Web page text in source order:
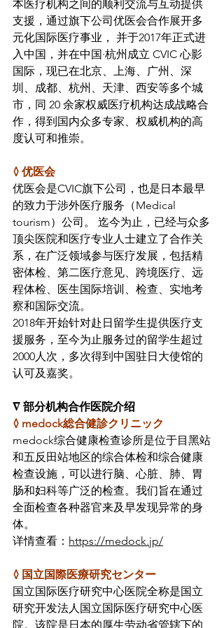
本医疗机构之间的顺利交流与互动提供
支援，通过旗下公司优医会合作展开多
元化国际医疗事业， 并于2017年正式进
入中国，并在中国·杭州成立 CVIC 心影
国际，现已在北京、上海、广州、深
圳、成都、杭州、天津、西安等多个城
市，同 20 余家权威医疗机构达成战略合
作，得到国内众多专家、权威机构的高
度认可和推崇。
◊ 优医会
优医会是CVIC旗下公司，也是日本最早
的致力于涉外医疗服务（Medical
tourism）公司。 迄今为止，已经与众多
顶尖医院和医疗专业人士建立了合作关
系，在广泛领域参与医疗发展，包括精
密体检、第二医疗意见、跨境医疗、远
程体检、医生国际培训、检查、实地考
察和国际交流。
2018年开始针对赴日留学生提供医疗支
援服务，至今为止服务过的留学生超过
2000人次，多次得到中国驻日大使馆的
认可及嘉奖。
∇ 部分机构合作医院介绍
◊ medock総合健診クリニック
medock综合健康检查诊所是位于目黑站
和五反田站地区的综合体检和综合健康
检查设施，可以进行脑、心脏、肺、胃
肠和妇科等广泛的检查。我们旨在通过
全面检查各种器官来及早发现异常的身
体。
详情查看： https://medock.jp/
◊ 国立国際医療研究センター
国立国际医疗研究中心医院全称是国立
研究开发法人国立国际医疗研究中心医
院。该院是日本的厚生劳动省管辖下的